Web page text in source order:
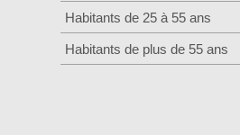
Habitants de 25 à 55 ans
Habitants de plus de 55 ans